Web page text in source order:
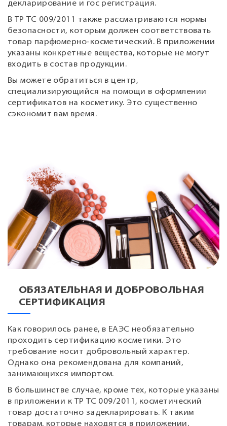
декларирование и гос регистрация.
В ТР ТС 009/2011 также рассматриваются нормы
безопасности, которым должен соответствовать
товар парфюмерно-косметический. В приложении
указаны конкретные вещества, которые не могут
входить в состав продукции.
Вы можете обратиться в центр,
специализирующийся на помощи в оформлении
сертификатов на косметику. Это существенно
сэкономит вам время.
ОБЯЗАТЕЛЬНАЯ И ДОБРОВОЛЬНАЯ
СЕРТИФИКАЦИЯ
Как говорилось ранее, в ЕАЭС необязательно
проходить сертификацию косметики. Это
требование носит добровольный характер.
Однако она рекомендована для компаний,
занимающихся импортом.
В большинстве случае, кроме тех, которые указаны
в приложении к ТР ТС 009/2011, косметический
товар достаточно задекларировать. К таким
товарам, которые находятся в приложении,